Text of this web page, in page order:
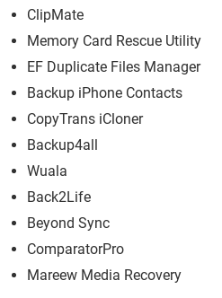
ClipMate
Memory Card Rescue Utility
EF Duplicate Files Manager
Backup iPhone Contacts
CopyTrans iCloner
Backup4all
Wuala
Back2Life
Beyond Sync
ComparatorPro
Mareew Media Recovery